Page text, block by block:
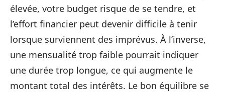
élevée, votre budget risque de se tendre, et
l’effort financier peut devenir difficile à tenir
lorsque surviennent des imprévus. À l’inverse,
une mensualité trop faible pourrait indiquer
une durée trop longue, ce qui augmente le
montant total des intérêts. Le bon équilibre se